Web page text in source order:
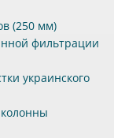
(250 мм)
фильтрации
украинского